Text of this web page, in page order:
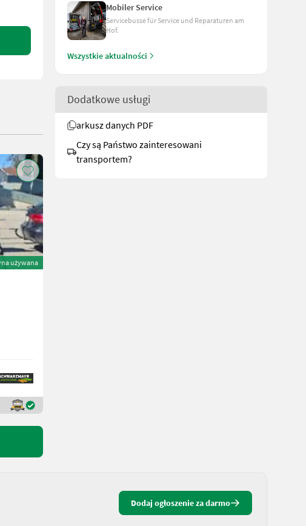
Mobiler Service
Servicebusse für Service und Reparaturen am
Hof.
Wszystkie aktualności
Dodatkowe usługi
arkusz danych PDF
Czy są Państwo zainteresowani
transportem?
używana
Dodaj ogłoszenie za darmo